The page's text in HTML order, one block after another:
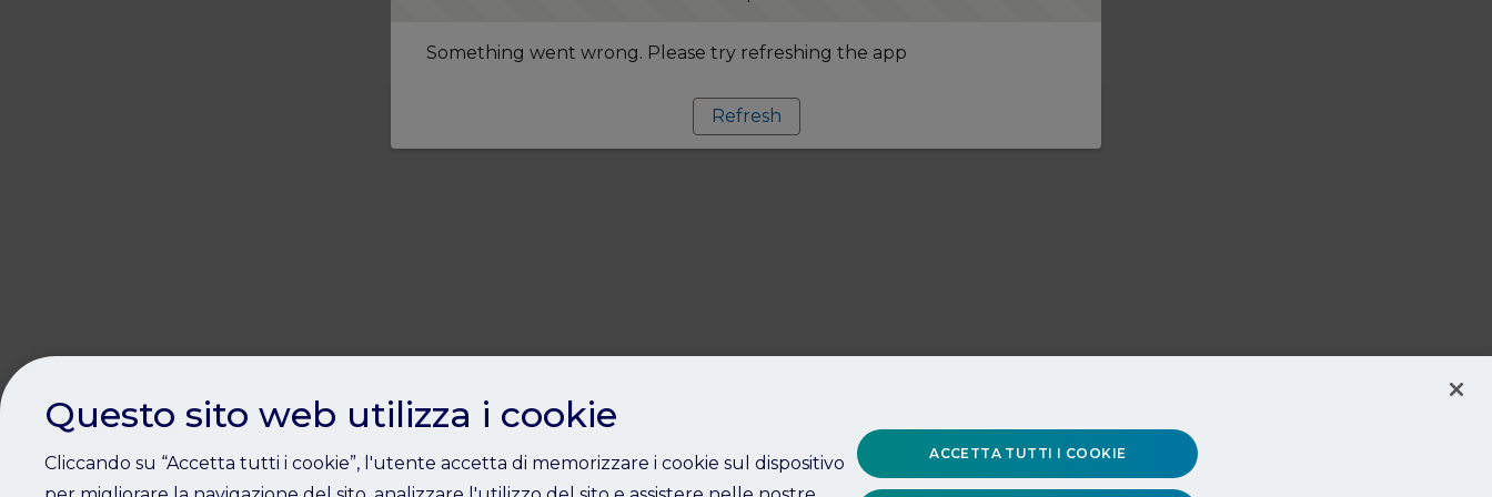
Something went wrong. Please try refreshing the app
Refresh
Questo sito web utilizza i cookie
Cliccando su “Accetta tutti i cookie”, l'utente accetta di memorizzare i cookie sul dispositivo
ACCETTA TUTTI I COOKIE